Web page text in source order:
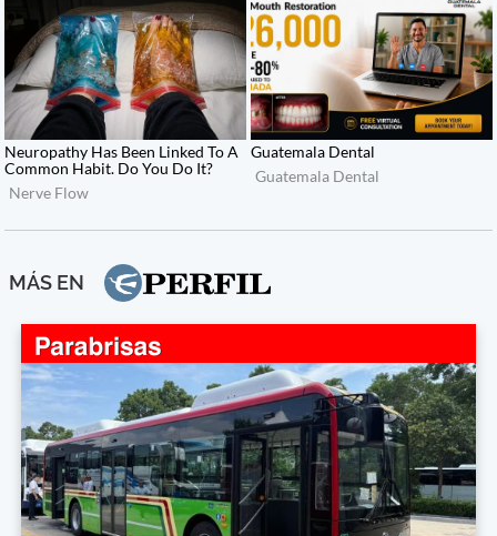
MÁS EN